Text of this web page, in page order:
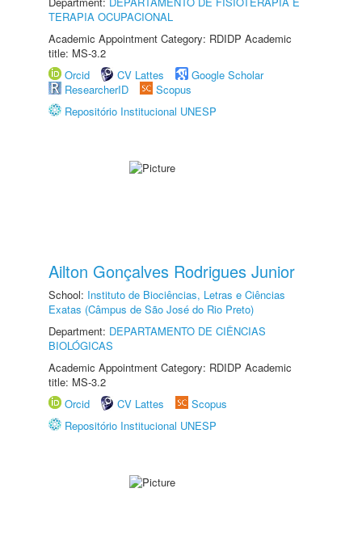
TERAPIA OCUPACIONAL
Academic Appointment Category: RDIDP Academic
title: MS-3.2
Orcid
CV Lattes
Google Scholar
ResearcherID
Scopus
Repositório Institucional UNESP
Ailton Gonçalves Rodrigues Junior
School: Instituto de Biociências, Letras e Ciências
Exatas (Câmpus de São José do Rio Preto)
Department: DEPARTAMENTO DE CIÊNCIAS
BIOLÓGICAS
Academic Appointment Category: RDIDP Academic
title: MS-3.2
Orcid
CV Lattes
Scopus
Repositório Institucional UNESP